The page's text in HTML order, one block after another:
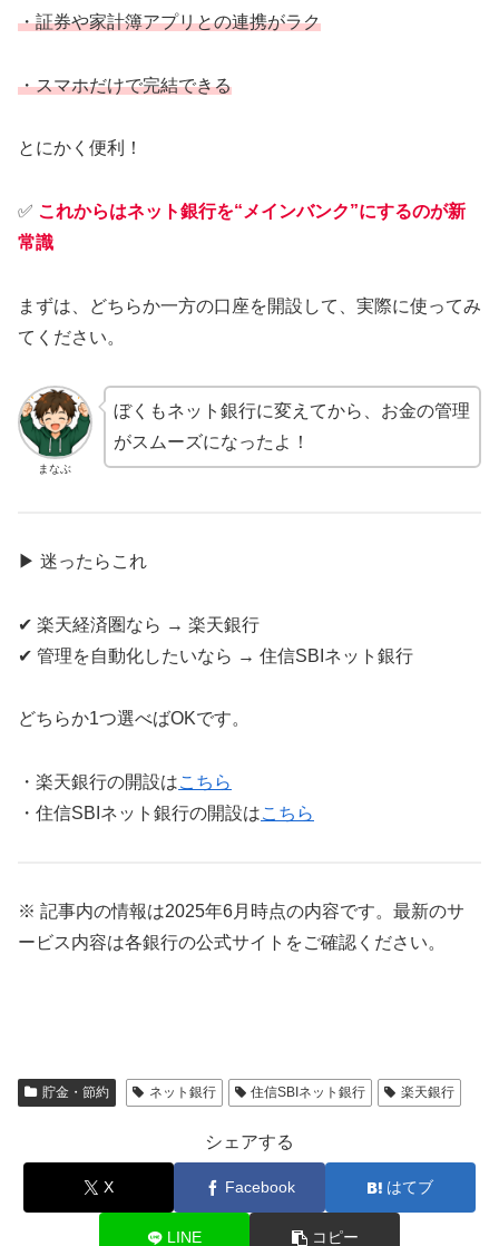
・証券や家計簿アプリとの連携がラク
・スマホだけで完結できる
とにかく便利！
✅ これからはネット銀行を“メインバンク”にするのが新
常識
まずは、どちらか一方の口座を開設して、実際に使ってみ
てください。
まなぶ
ぼくもネット銀行に変えてから、お金の管理
がスムーズになったよ！
▶ 迷ったらこれ
✔ 楽天経済圏なら → 楽天銀行
✔ 管理を自動化したいなら → 住信SBIネット銀行
どちらか1つ選べばOKです。
・楽天銀行の開設はこちら
・住信SBIネット銀行の開設はこちら
※ 記事内の情報は2025年6月時点の内容です。最新のサ
ービス内容は各銀行の公式サイトをご確認ください。
貯金・節約 ネット銀行 住信SBIネット銀行 楽天銀行
シェアする
X Facebook はてブ
LINE コピー